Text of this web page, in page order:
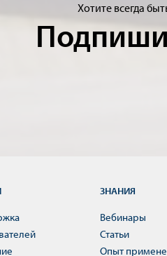
Хотите всегда
ЗНАНИЯ
Вебинары
Статьи
Опыт